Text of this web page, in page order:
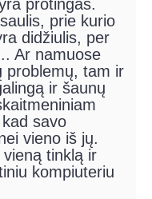
protingas.
prie kurio
didžiulis, per
Ar namuose
problemų, tam ir
ir šaunų
savo
vieno iš jų.
tinklą ir
kompiuteriu